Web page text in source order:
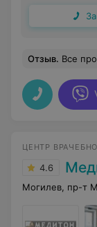
Отзыв. Все
ЦЕНТР
4.6
Могилев, пр-т